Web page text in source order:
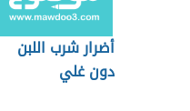
أضرار شرب اللبن
دون غلي